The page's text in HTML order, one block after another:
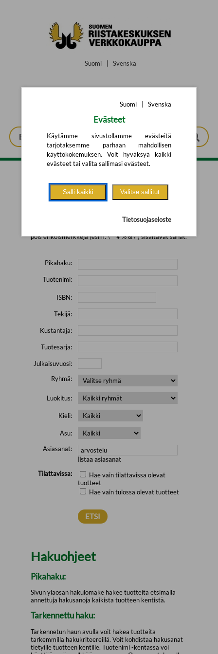
Suomi Svenska
Tarkennettu haku
pois erikoismerkkejä (esim. \' " # % & / ) sisältävät sanat.
Pikahaku:
Tuotenimi:
ISBN:
Tekijä:
Kustantaja:
Tuotesarja:
Julkaisuvuosi:
Ryhmä:
Luokitus:
Kieli:
Asu:
Asiasanat:
listaa asiasanat
Tilattavissa:
Hae vain tilattavissa olevat
tuotteet
Hae vain tulossa olevat tuotteet
Hakuohjeet
Pikahaku:
Sivun yläosan hakulomake hakee tuotteita etsimällä
annettuja hakusanoja kaikista tuotteen kentistä.
Tarkennettu haku:
Tarkennetun haun avulla voit hakea tuotteita
tarkemmilla hakukriteereillä. Voit kohdistaa hakusanat
tietyille tuotteen kentille. Tuotenimi -kentässä voi
Suomi Svenska
Evästeet
Käytämme sivustollamme evästeitä
tarjotaksemme parhaan mahdollisen
käyttökokemuksen. Voit hyväksyä kaikki
evästeet tai valita sallimasi evästeet.
Salli kaikki Valitse sallitut
Tietosuojaseloste